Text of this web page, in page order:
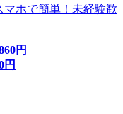
ホで簡単！未経験歓
円
円